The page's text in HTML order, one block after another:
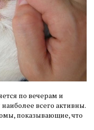
по вечерам и
всего активны.
показывающие, что